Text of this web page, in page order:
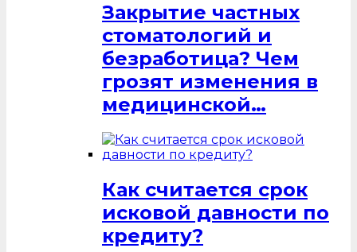
Закрытие частных
стоматологий и
безработица? Чем
грозят изменения в
медицинской…
Как считается срок
исковой давности по
кредиту?